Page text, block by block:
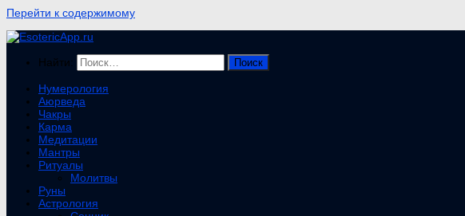
Перейти к содержимому
Найти:
Нумерология
Аюрведа
Чакры
Карма
Медитации
Мантры
Ритуалы
Молитвы
Руны
Астрология